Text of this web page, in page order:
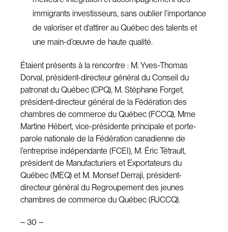
immigrants investisseurs, sans oublier l’importance
de valoriser et d‘attirer au Québec des talents et
une main-d’œuvre de haute qualité.
Étaient présents à la rencontre : M. Yves-Thomas
Dorval, président-directeur général du Conseil du
patronat du Québec (CPQ), M. Stéphane Forget,
président-directeur général de la Fédération des
chambres de commerce du Québec (FCCQ), Mme
Martine Hébert, vice-présidente principale et porte-
parole nationale de la Fédération canadienne de
l’entreprise indépendante (FCEI), M. Éric Tétrault,
président de Manufacturiers et Exportateurs du
Québec (MEQ) et M. Monsef Derraji, président-
directeur général du Regroupement des jeunes
chambres de commerce du Québec (RJCCQ).
– 30 –